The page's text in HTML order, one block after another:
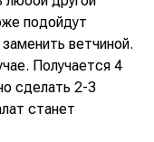
подойдут
ветчиной.
Получается 4
сделать 2-3
станет